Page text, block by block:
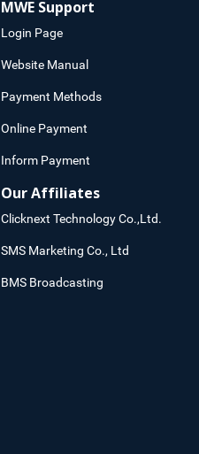
MWE Support
Login Page
Website Manual
Payment Methods
Online Payment
Inform Payment
Our Affiliates
Clicknext Technology Co.,Ltd.
SMS Marketing Co., Ltd
BMS Broadcasting